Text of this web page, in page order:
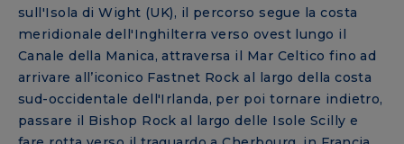
sull'Isola di Wight (UK), il percorso segue la costa
meridionale dell'Inghilterra verso ovest lungo il
Canale della Manica, attraversa il Mar Celtico fino ad
arrivare all’iconico Fastnet Rock al largo della costa
sud-occidentale dell'Irlanda, per poi tornare indietro,
passare il Bishop Rock al largo delle Isole Scilly e